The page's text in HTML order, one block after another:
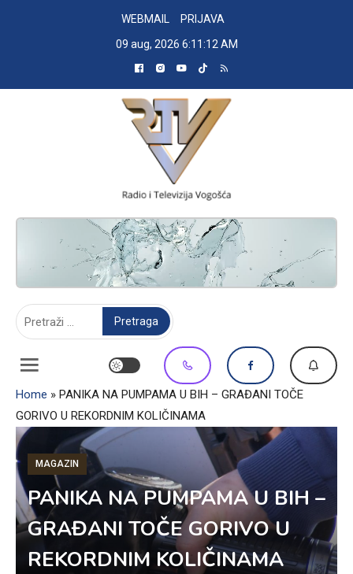
WEBMAIL
PRIJAVA
09 aug, 2026 6:11:13 AM
RADIO TELEVIZIJA VOGOŠĆA
Home » PANIKA NA PUMPAMA U BIH – GRAĐANI TOČE
GORIVO U REKORDNIM KOLIČINAMA
MAGAZIN
PANIKA NA PUMPAMA U BIH –
GRAĐANI TOČE GORIVO U
REKORDNIM KOLIČINAMA